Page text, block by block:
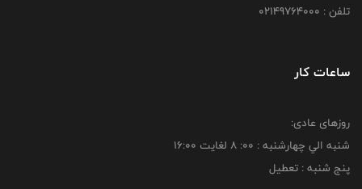
تلفن : 02149764000
ساعات کار
روزهای عادی:
شنبه الي چهارشنبه : 00: 8 لغايت 16:00
پنج شنبه : تعطیل